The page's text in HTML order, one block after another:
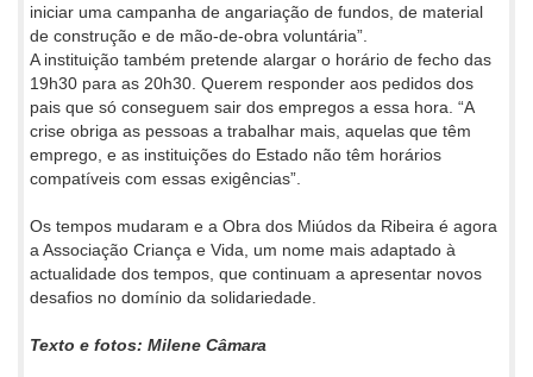
iniciar uma campanha de angariação de fundos, de material
de construção e de mão-de-obra voluntária”.
A instituição também pretende alargar o horário de fecho das
19h30 para as 20h30. Querem responder aos pedidos dos
pais que só conseguem sair dos empregos a essa hora. “A
crise obriga as pessoas a trabalhar mais, aquelas que têm
emprego, e as instituições do Estado não têm horários
compatíveis com essas exigências”.
Os tempos mudaram e a Obra dos Miúdos da Ribeira é agora
a Associação Criança e Vida, um nome mais adaptado à
actualidade dos tempos, que continuam a apresentar novos
desafios no domínio da solidariedade.
Texto e fotos: Milene Câmara